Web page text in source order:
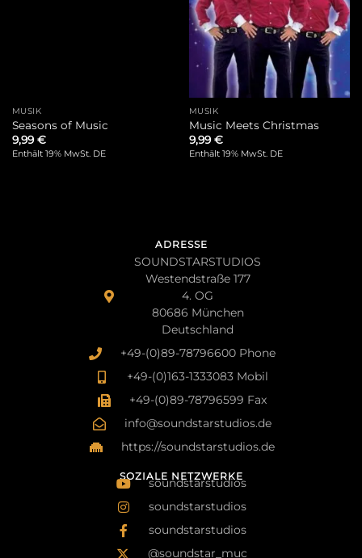
MUSIK
Seasons of Music
9,99€
Enthält 19% MwSt. DE
MUSIK
Music Meets Christmas
9,99€
Enthält 19% MwSt. DE
SOZIALE NETZWERKE
soundstarstudios
soundstarstudios
soundstarstudios
@soundstar_muc
ADRESSE
SOUNDSTARSTUDIOS
Westendstraße 177
4. OG
80686 München
Deutschland
+49-(0)89-78796600 Phone
+49-(0)163-1333083 Mobil
+49-(0)89-78796599 Fax
info@soundstarstudios.de
https://soundstarstudios.de